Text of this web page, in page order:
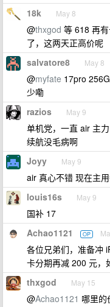
18k May 8
@thxgod 等 618 再
了，这两天正高价呢
salvatore8 May 8
@myfate 17pro
少嘞
razios May 9
单机党，一直 air 主
续航没毛病啊
Joyy May 9
air 真心不错 现在主
louis16s May 9
国补 17
Achao1121 OP
各位兄弟们，准备冲
卡分期再减 200 元，
thxgod May 15
@Achao1121 哪里